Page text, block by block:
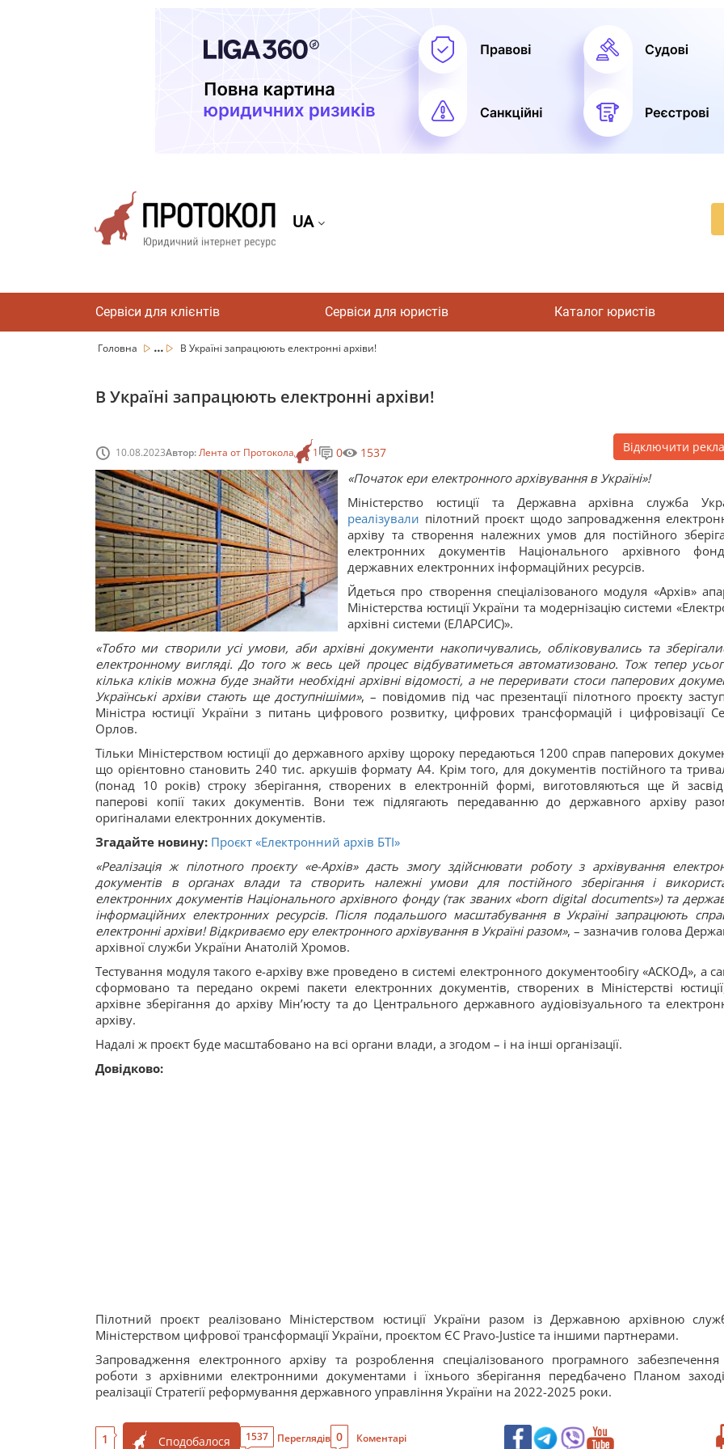
UA
Сервіси для клієнтів Сервіси для юристів Каталог юристів
Головна ... В Україні запрацюють електронні архіви!
В Україні запрацюють електронні архіви!
10.08.2023Автор:Лента от Протокола 1 0 1537 Відключити
«Початок ери електронного архівування в Україні»!
Міністерство юстиції та Державна архівна служба
реалізували пілотний проєкт щодо запровадження
архіву та створення належних умов для постійного
електронних документів Національного архівного
державних електронних інформаційних ресурсів.
Йдеться про створення спеціалізованого модуля «Архів»
Міністерства юстиції України та модернізацію системи
архівні системи (ЕЛАРСИС)».
«Тобто ми створили усі умови, аби архівні документи накопичувались, обліковувались та
електронному вигляді. До того ж весь цей процес відбуватиметься автоматизовано. Тож тепер
кілька кліків можна буде знайти необхідні архівні відомості, а не переривати стоси паперових
Українські архіви стають ще доступнішіми», – повідомив під час презентації пілотного проєкту
Міністра юстиції України з питань цифрового розвитку, цифрових трансформацій і цифровізації
Орлов.
Тільки Міністерством юстиції до державного архіву щороку передаються 1200 справ паперових
що орієнтовно становить 240 тис. аркушів формату А4. Крім того, для документів постійного та
(понад 10 років) строку зберігання, створених в електронній формі, виготовляються ще й
паперові копії таких документів. Вони теж підлягають передаванню до державного архіву
оригіналами електронних документів.
Згадайте новину: Проєкт «Електронний архів БТІ»
«Реалізація ж пілотного проєкту «е-Архів» дасть змогу здійснювати роботу з архівування
документів в органах влади та створить належні умови для постійного зберігання і
електронних документів Національного архівного фонду (так званих «born digital documents») та
інформаційних електронних ресурсів. Після подальшого масштабування в Україні запрацюють
електронні архіви! Відкриваємо еру електронного архівування в Україні разом», – зазначив голова
архівної служби України Анатолій Хромов.
Тестування модуля такого е-архіву вже проведено в системі електронного документообігу «АСКОД», а
сформовано та передано окремі пакети електронних документів, створених в Міністерстві
архівне зберігання до архіву Мін’юсту та до Центрального державного аудіовізуального та
архіву.
Надалі ж проєкт буде масштабовано на всі органи влади, а згодом – і на інші організації.
Довідково:
Пілотний проєкт реалізовано Міністерством юстиції України разом із Державною архівною
Міністерством цифрової трансформації України, проєктом ЄС Pravo-Justice та іншими партнерами.
Запровадження електронного архіву та розроблення спеціалізованого програмного
роботи з архівними електронними документами і їхнього зберігання передбачено Планом
реалізації Стратегії реформування державного управління України на 2022-2025 роки.
1 Сподобалося 1537 Переглядів 0 Коментарі